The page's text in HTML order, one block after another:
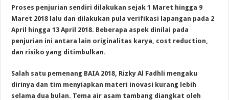
Proses penjurian sendiri dilakukan sejak 1 Maret hingga 9
Maret 2018 lalu dan dilakukan pula verifikasi lapangan pada 2
April hingga 13 April 2018. Beberapa aspek dinilai pada
penjurian ini antara lain originalitas karya, cost reduction,
dan risiko yang ditimbulkan.
Salah satu pemenang BAIA 2018, Rizky Al Fadhli mengaku
dirinya dan tim menyiapkan materi inovasi kurang lebih
selama dua bulan. Tema air asam tambang diangkat oleh